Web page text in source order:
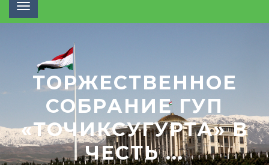
Toggle
navigation
ТОРЖЕСТВЕННОЕ
СОБРАНИЕ ГУП
«ТОЧИКСУГУРТА» В
ЧЕСТЬ ...